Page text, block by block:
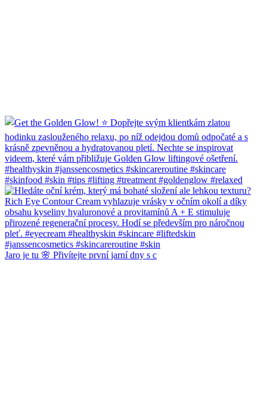
Jaro je tu 🌸 Přivítejte první jarní dny s c